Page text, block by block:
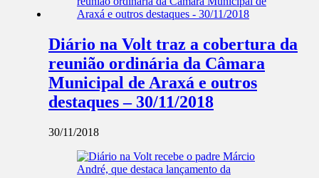
Diário na Volt traz a cobertura da
reunião ordinária da Câmara
Municipal de Araxá e outros
destaques – 30/11/2018
30/11/2018